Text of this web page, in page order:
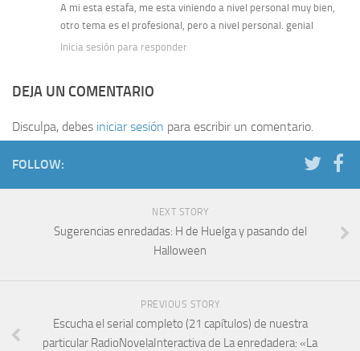
A mi esta estafa, me esta viniendo a nivel personal muy bien,
otro tema es el profesional, pero a nivel personal. genial
Inicia sesión para responder
DEJA UN COMENTARIO
Disculpa, debes iniciar sesión para escribir un comentario.
FOLLOW:
NEXT STORY
Sugerencias enredadas: H de Huelga y pasando del
Halloween
PREVIOUS STORY
Escucha el serial completo (21 capítulos) de nuestra
particular RadioNovelaInteractiva de La enredadera: «La